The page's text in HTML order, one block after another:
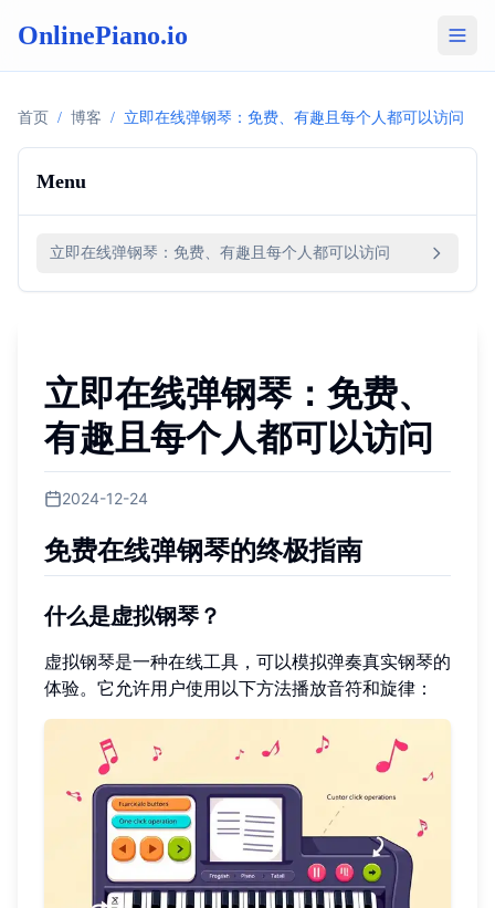
OnlinePiano.io
首页 / 博客 / 立即在线弹钢琴：免费、有趣且每个人都可以访问
Menu
立即在线弹钢琴：免费、有趣且每个人都可以访问
立即在线弹钢琴：免费、
有趣且每个人都可以访问
2024-12-24
免费在线弹钢琴的终极指南
什么是虚拟钢琴？
虚拟钢琴是一种在线工具，可以模拟弹奏真实钢琴的
体验。它允许用户使用以下方法播放音符和旋律：